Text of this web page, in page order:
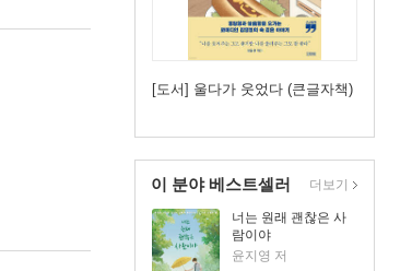
[도서] 울다가 웃었다 (큰글자책)
이 분야 베스트셀러
너는 원래 괜찮은 사
람이야
윤지영 저
더보기